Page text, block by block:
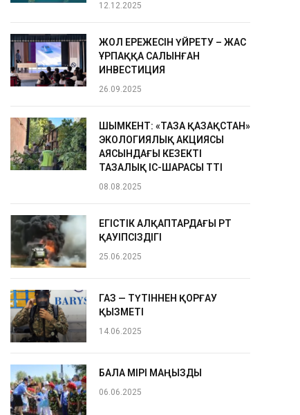
12.12.2025
ЖОЛ ЕРЕЖЕСІН ҮЙРЕТУ – ЖАС
ҰРПАҚҚА САЛЫНҒАН
ИНВЕСТИЦИЯ
26.09.2025
ШЫМКЕНТ: «ТАЗА ҚАЗАҚСТАН»
ЭКОЛОГИЯЛЫҚ АКЦИЯСЫ
АЯСЫНДАҒЫ КЕЗЕКТІ
ТАЗАЛЫҚ ІС-ШАРАСЫ ӨТТІ
08.08.2025
ЕГІСТІК АЛҚАПТАРДАҒЫ ӨРТ
ҚАУІПСІЗДІГІ
25.06.2025
ГАЗ — ТҮТІННЕН ҚОРҒАУ
ҚЫЗМЕТІ
14.06.2025
БАЛА ӨМІРІ МАҢЫЗДЫ
06.06.2025